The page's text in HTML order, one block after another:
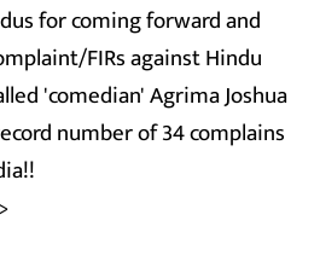
for coming forward and
FIRs against Hindu
'comedian' Agrima Joshua
number of 34 complains